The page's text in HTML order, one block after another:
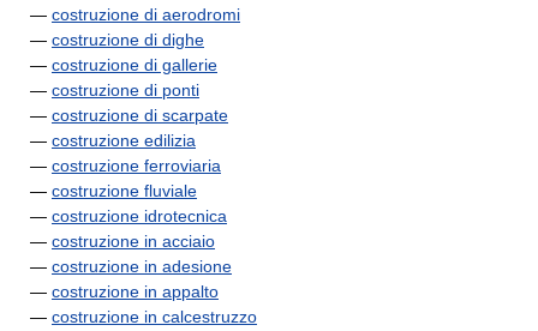
— costruzione di aerodromi
— costruzione di dighe
— costruzione di gallerie
— costruzione di ponti
— costruzione di scarpate
— costruzione edilizia
— costruzione ferroviaria
— costruzione fluviale
— costruzione idrotecnica
— costruzione in acciaio
— costruzione in adesione
— costruzione in appalto
— costruzione in calcestruzzo